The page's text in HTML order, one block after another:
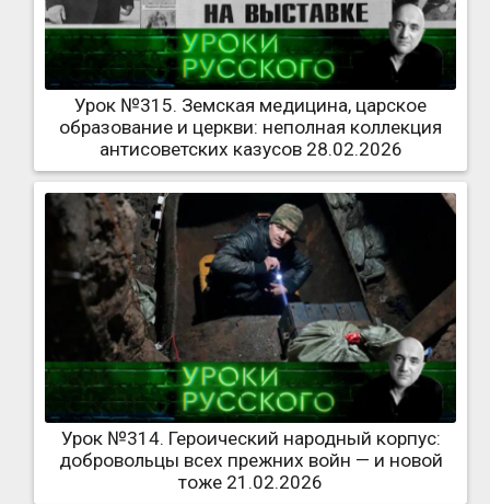
Урок №315. Земская медицина, царское
образование и церкви: неполная коллекция
антисоветских казусов 28.02.2026
Урок №314. Героический народный корпус:
добровольцы всех прежних войн — и новой
тоже 21.02.2026